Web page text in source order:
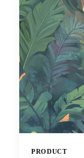
PRODUCT